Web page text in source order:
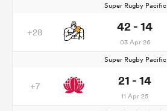
Super Rugby Pacific
+28 42 - 14
03 Apr 26
Super Rugby Pacific
+7 21 - 14
11 Apr 25